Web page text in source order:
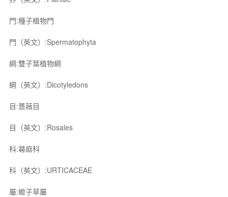
門:種子植物門
門（英文）:Spermatophyta
綱:雙子葉植物綱
綱（英文）:Dicotyledons
目:薔薇目
目（英文）:Rosales
科:蕁麻科
科（英文）:URTICACEAE
屬:蠍子草屬